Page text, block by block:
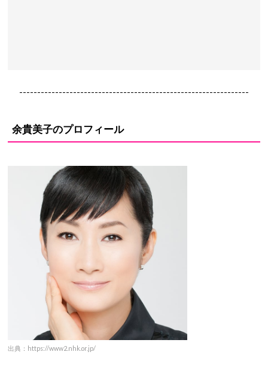
----------------------------------------------------------------
余貴美子のプロフィール
出典：https://www2.nhk.or.jp/